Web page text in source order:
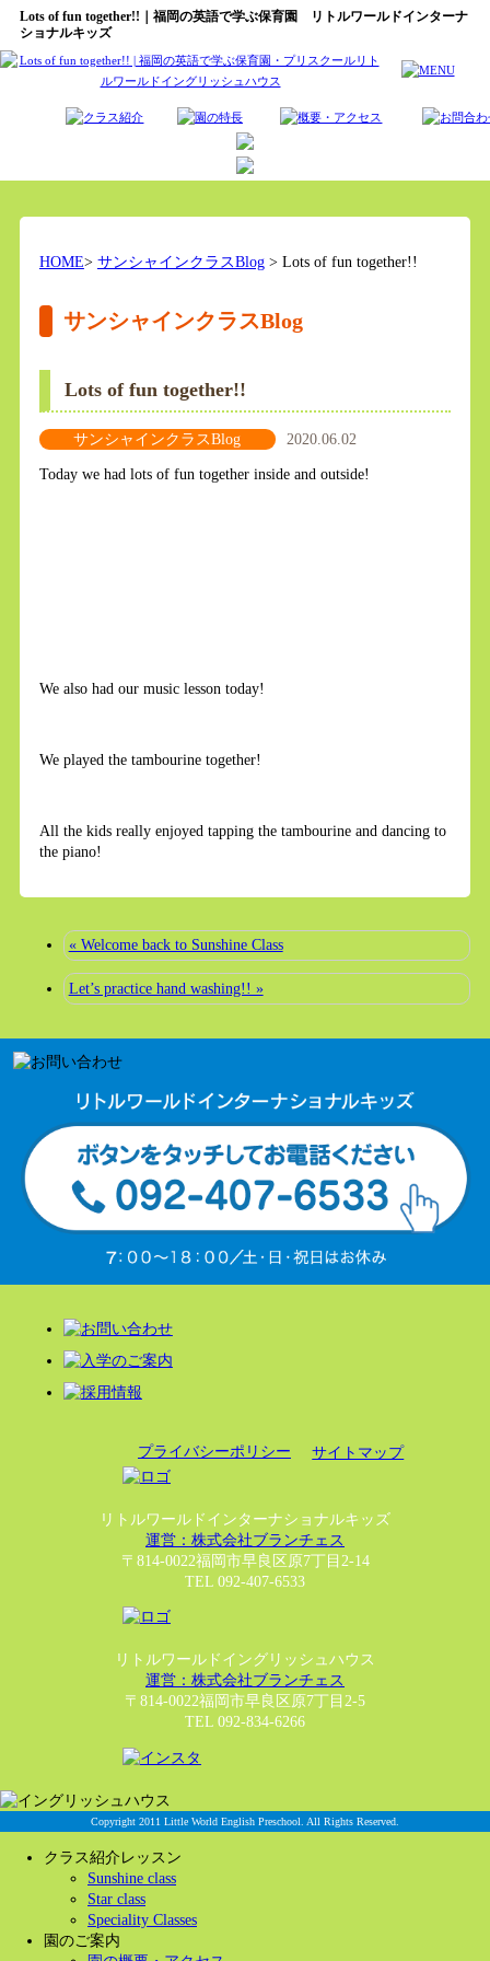
Lots of fun together!!｜福岡の英語で学ぶ保育園 リトルワールドインターナ
ショナルキッズ
HOME> サンシャインクラスBlog> Lots of fun together!!
サンシャインクラスBlog
Lots of fun together!!
サンシャインクラスBlog 2020.06.02
Today we had lots of fun together inside and outside!
We also had our music lesson today!
We played the tambourine together!
All the kids really enjoyed tapping the tambourine and dancing to
the piano!
« Welcome back to Sunshine Class
Let’s practice hand washing!! »
プライバシーポリシー サイトマップ
リトルワールドインターナショナルキッズ
運営：株式会社ブランチェス
〒814-0022福岡市早良区原7丁目2-14
TEL 092-407-6533
リトルワールドイングリッシュハウス
運営：株式会社ブランチェス
〒814-0022福岡市早良区原7丁目2-5
TEL 092-834-6266
Copyright 2011 Little World English Preschool. All Rights Reserved.
クラス紹介レッスン
Sunshine class
Star class
Speciality Classes
園のご案内